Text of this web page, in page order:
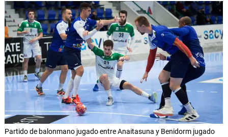
Partido de balonmano jugado entre Anaitasuna y Benidorm jugado